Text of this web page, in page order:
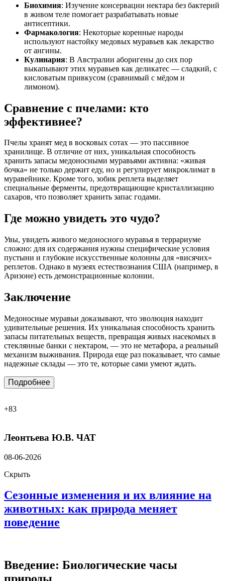
Биохимия: Изучение консервации нектара без бактерий
в живом теле помогает разрабатывать новые
антисептики.
Фармакология: Некоторые коренные народы
используют настойку медовых муравьев как лекарство
от ангины.
Кулинария: В Австралии аборигены до сих пор
выкапывают этих муравьев как деликатес — сладкий, с
кисловатым привкусом (сравнимый с мёдом и
лимоном).
Сравнение с пчелами: кто
эффективнее?
Пчелы хранят мед в восковых сотах — это пассивное
хранилище. В отличие от них, уникальная способность
хранить запасы медоносными муравьями активна: «живая
бочка» не только держит еду, но и регулирует микроклимат в
муравейнике. Кроме того, зобик реплета выделяет
специальные ферменты, предотвращающие кристаллизацию
сахаров, что позволяет хранить запас годами.
Где можно увидеть это чудо?
Увы, увидеть живого медоносного муравья в террариуме
сложно: для их содержания нужны специфические условия
пустыни и глубокие искусственные колонны для «висячих»
реплетов. Однако в музеях естествознания США (например, в
Аризоне) есть демонстрационные колонии.
Заключение
Медоносные муравьи доказывают, что эволюция находит
удивительные решения. Их уникальная способность хранить
запасы питательных веществ, превращая живых насекомых в
стеклянные банки с нектаром, — это не метафора, а реальный
механизм выживания. Природа еще раз показывает, что самые
надежные склады — это те, которые сами умеют ждать.
Подробнее
+83
Леонтьева Ю.В. ЧАТ
08-06-2026
Скрыть
Сезонные изменения и их влияние на
животных: как природа меняет
поведение
Введение: Биологические часы